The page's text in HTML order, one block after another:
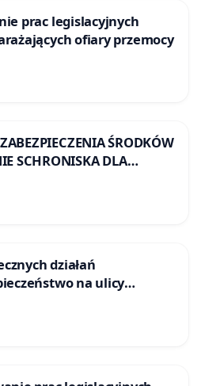
prac legislacyjnych
rodzinnego narażających ofiary przemocy
ŚRODKÓW
SCHRONISKA DLA
W SKARYSZEWIE
działań
na ulicy